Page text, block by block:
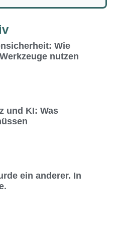
Wie
nutzen
und KI: Was
ein anderer. In